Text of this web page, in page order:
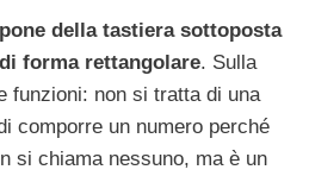
della tastiera sottoposta
forma rettangolare. Sulla
funzioni: non si tratta di una
comporre un numero perché
si chiama nessuno, ma è un